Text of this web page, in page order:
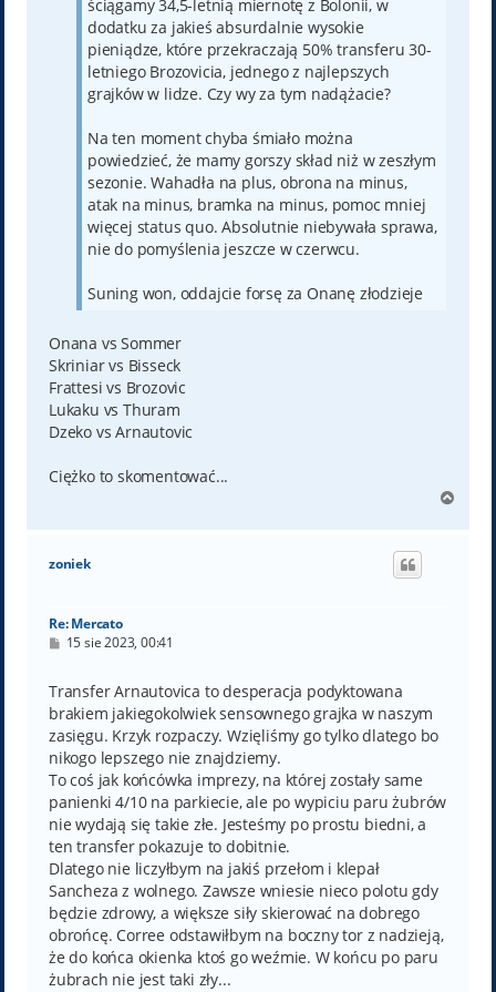
ściągamy 34,5-letnią miernotę z Bolonii, w
dodatku za jakieś absurdalnie wysokie
pieniądze, które przekraczają 50% transferu 30-
letniego Brozovicia, jednego z najlepszych
grajków w lidze. Czy wy za tym nadążacie?
Na ten moment chyba śmiało można
powiedzieć, że mamy gorszy skład niż w zeszłym
sezonie. Wahadła na plus, obrona na minus,
atak na minus, bramka na minus, pomoc mniej
więcej status quo. Absolutnie niebywała sprawa,
nie do pomyślenia jeszcze w czerwcu.
Suning won, oddajcie forsę za Onanę złodzieje
Onana vs Sommer
Skriniar vs Bisseck
Frattesi vs Brozovic
Lukaku vs Thuram
Dzeko vs Arnautovic
Ciężko to skomentować...
g
zoniek
Re: Mercato
P
t
15 sie 2023, 00:41
Transfer Arnautovica to desperacja podyktowana
brakiem jakiegokolwiek sensownego grajka w naszym
zasięgu. Krzyk rozpaczy. Wzięliśmy go tylko dlatego bo
nikogo lepszego nie znajdziemy.
To coś jak końcówka imprezy, na której zostały same
panienki 4/10 na parkiecie, ale po wypiciu paru żubrów
nie wydają się takie złe. Jesteśmy po prostu biedni, a
ten transfer pokazuje to dobitnie.
Dlatego nie liczyłbym na jakiś przełom i klepał
Sancheza z wolnego. Zawsze wniesie nieco polotu gdy
będzie zdrowy, a większe siły skierować na dobrego
obrońcę. Corree odstawiłbym na boczny tor z nadzieją,
że do końca okienka ktoś go weźmie. W końcu po paru
żubrach nie jest taki zły...